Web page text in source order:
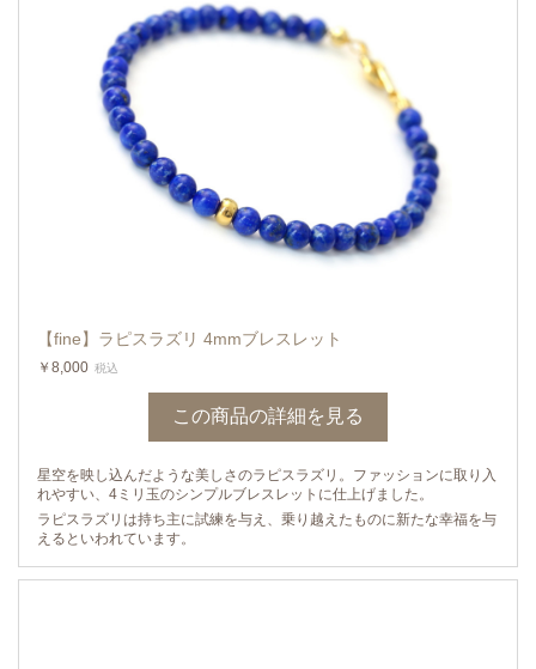
【fine】ラピスラズリ 4mmブレスレット
￥8,000 税込
この商品の詳細を見る
星空を映し込んだような美しさのラピスラズリ。ファッションに取り入
れやすい、4ミリ玉のシンプルブレスレットに仕上げました。
ラピスラズリは持ち主に試練を与え、乗り越えたものに新たな幸福を与
えるといわれています。